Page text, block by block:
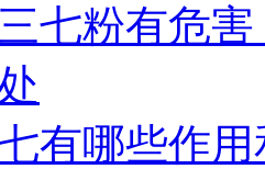
七粉有危
有哪些作